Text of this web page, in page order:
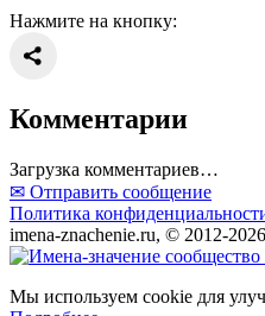
Нажмите на кнопку:
Комментарии
Загрузка комментариев…
✉ Отправить сообщение
Политика
imena-znachenie.ru, © 2012-2026
Мы используем cookie для